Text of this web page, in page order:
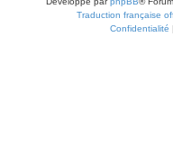
Traduction française
Confidentialité